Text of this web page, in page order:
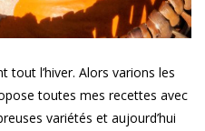
tout l’hiver. Alors varions les
toutes mes recettes avec
variétés et aujourd’hui